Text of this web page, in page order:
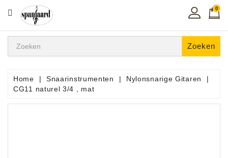
CATEGORIE
Home
In
De
0
Zoeken
Home Snaarinstrumenten
Nylonsnarige Gitaren
CG11 naturel 3/4 , mat